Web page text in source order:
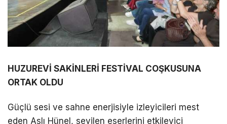
HUZUREVİ SAKİNLERİ FESTİVAL COŞKUSUNA
ORTAK OLDU
Güçlü sesi ve sahne enerjisiyle izleyicileri mest
eden Aslı Hünel, sevilen eserlerini etkileyici